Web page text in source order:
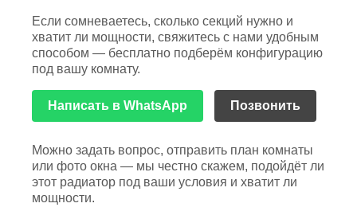
Если сомневаетесь, сколько секций нужно и
хватит ли мощности, свяжитесь с нами удобным
способом — бесплатно подберём конфигурацию
под вашу комнату.
Написать в WhatsApp Позвонить
Можно задать вопрос, отправить план комнаты
или фото окна — мы честно скажем, подойдёт ли
этот радиатор под ваши условия и хватит ли
мощности.